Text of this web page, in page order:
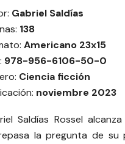
Gabriel Saldías
138
Americano 23x15
978-956-6106-50-0
Ciencia ficción
noviembre 2023
Saldías Rossel
la pregunta de su